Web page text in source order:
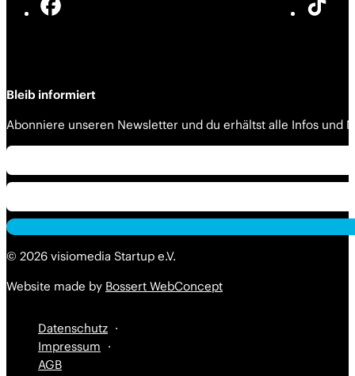
Bleib informiert
Abonniere unseren Newsletter und du erhältst alle Infos und
© 2026 visiomedia Startup e.V.
Website made by Bossert WebConcept
Datenschutz
Impressum
AGB